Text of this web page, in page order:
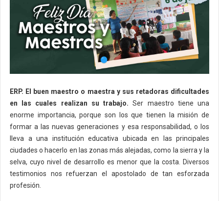
ERP. El buen maestro o maestra y sus retadoras dificultades
en las cuales realizan su trabajo.Ser maestro tiene una
enorme importancia, porque son los que tienen la misión de
formar a las nuevas generaciones y esa responsabilidad, o los
lleva a una institución educativa ubicada en las principales
ciudades o hacerlo en las zonas más alejadas, como la sierra y la
selva, cuyo nivel de desarrollo es menor que la costa. Diversos
testimonios nos refuerzan el apostolado de tan esforzada
profesión.